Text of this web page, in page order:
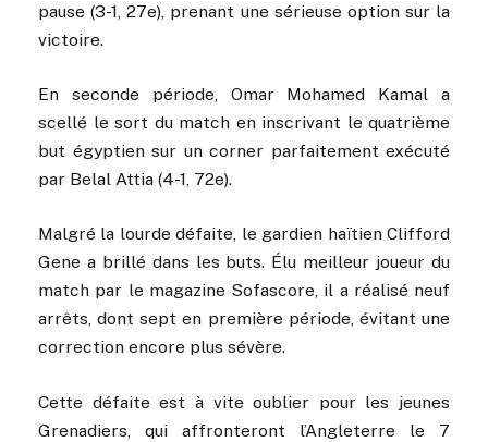
pause (3-1, 27e), prenant une sérieuse option sur la
victoire.
En seconde période, Omar Mohamed Kamal a
scellé le sort du match en inscrivant le quatrième
but égyptien sur un corner parfaitement exécuté
par Belal Attia (4-1, 72e).
Malgré la lourde défaite, le gardien haïtien Clifford
Gene a brillé dans les buts. Élu meilleur joueur du
match par le magazine Sofascore, il a réalisé neuf
arrêts, dont sept en première période, évitant une
correction encore plus sévère.
Cette défaite est à vite oublier pour les jeunes
Grenadiers, qui affronteront l’Angleterre le 7